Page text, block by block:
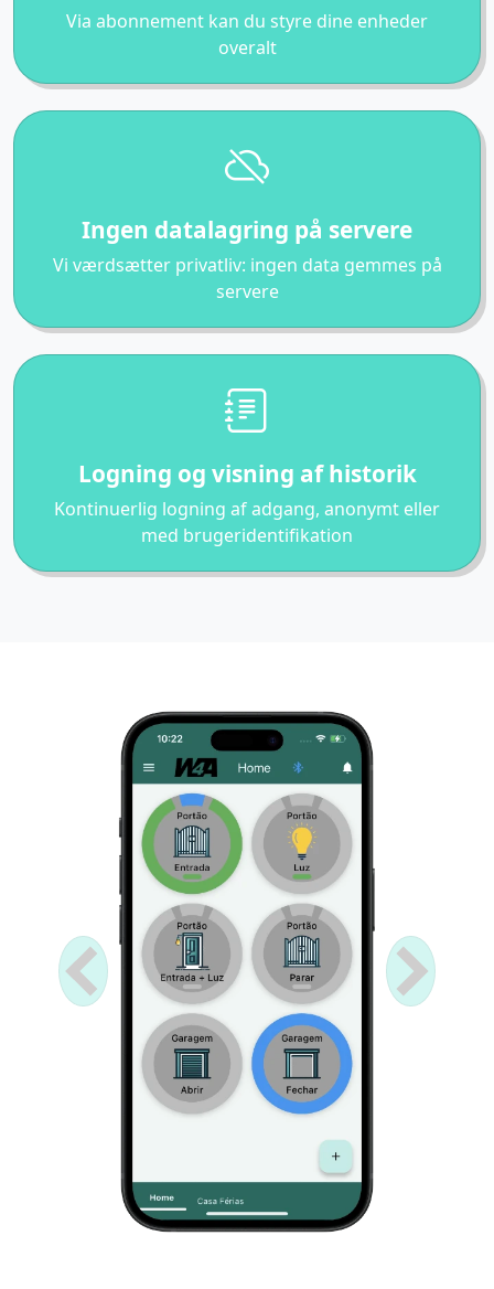
Via abonnement kan du styre dine enheder
overalt
Ingen datalagring på servere
Vi værdsætter privatliv: ingen data gemmes på
servere
Logning og visning af historik
Kontinuerlig logning af adgang, anonymt eller
med brugeridentifikation
Anterior Próximo